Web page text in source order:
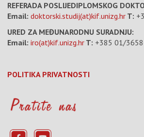
REFERADA POSLIJEDIPLOMSKOG
Email: doktorski.studij(at)kif.unizg.hr T:
URED ZA MEĐUNARODNU SURADNJU:
Email: iro(at)kif.unizg.hr T: +385 01/
POLITIKA PRIVATNOSTI